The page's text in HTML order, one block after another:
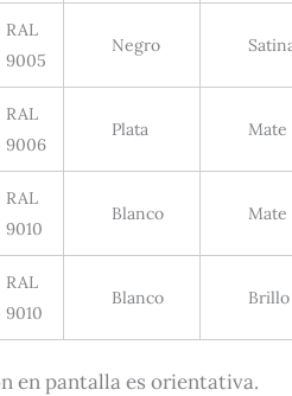
RAL
9005
Negro
RAL
9006
Plata Mate
RAL
9010
Blanco Mate
RAL
9010
Blanco Brillo
en pantalla es orientativa.